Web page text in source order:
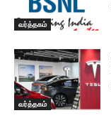
வர்த்தகம்
வர்த்தகம்